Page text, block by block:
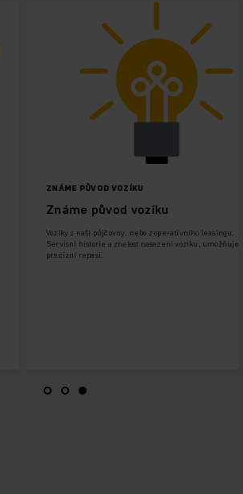
ZNÁME PŮVOD VOZÍKU
Známe původ vozíku
Vozíky z naší půjčovny, nebo z operativního leasingu.
Servisní historie a znalost nasazení vozíku, umožňuje
precizní repasi.